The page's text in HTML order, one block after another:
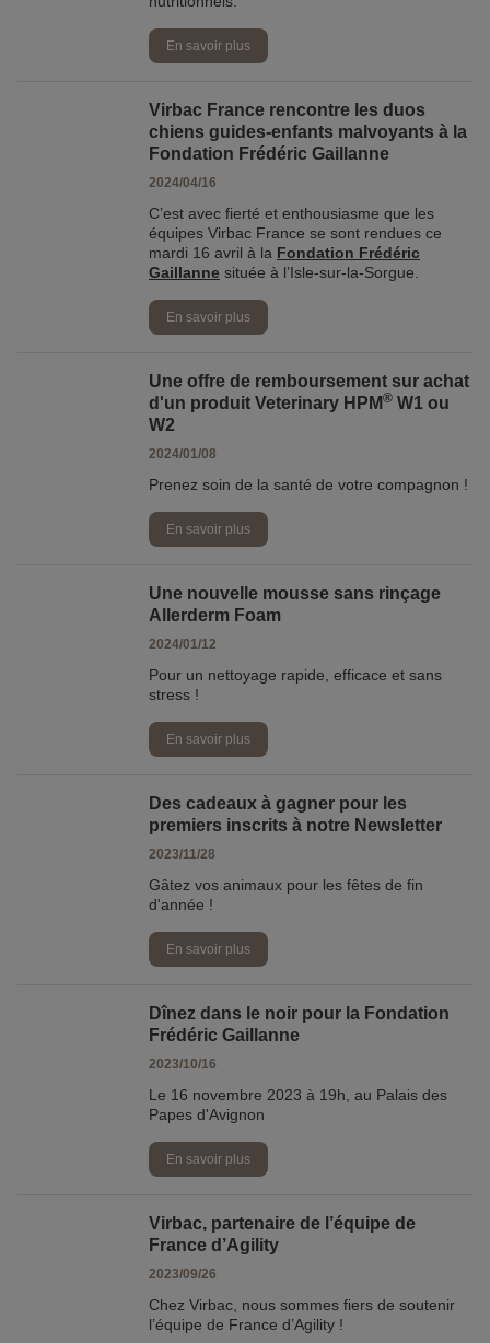
En savoir plus
Virbac France rencontre les duos
chiens guides-enfants malvoyants à la
Fondation Frédéric Gaillanne
2024/04/16
C’est avec fierté et enthousiasme que les
équipes Virbac France se sont rendues ce
mardi 16 avril à la Fondation Frédéric
Gaillanne située à l’Isle-sur-la-Sorgue.
En savoir plus
Une offre de remboursement sur achat
d'un produit Veterinary HPM ® W1 ou
W2
2024/01/08
Prenez soin de la santé de votre compagnon !
En savoir plus
Une nouvelle mousse sans rinçage
Allerderm Foam
2024/01/12
Pour un nettoyage rapide, efficace et sans
stress !
En savoir plus
Des cadeaux à gagner pour les
premiers inscrits à notre Newsletter
2023/11/28
Gâtez vos animaux pour les fêtes de fin
d'année !
En savoir plus
Dînez dans le noir pour la Fondation
Frédéric Gaillanne
2023/10/16
Le 16 novembre 2023 à 19h, au Palais des
Papes d'Avignon
En savoir plus
Virbac, partenaire de l’équipe de
France d’Agility
2023/09/26
Chez Virbac, nous sommes fiers de soutenir
l’équipe de France d’Agility !